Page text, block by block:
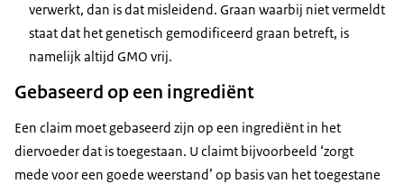
verwerkt, dan is dat misleidend. Graan waarbij niet vermeldt
staat dat het genetisch gemodificeerd graan betreft, is
namelijk altijd GMO vrij.
Gebaseerd op een ingrediënt
Een claim moet gebaseerd zijn op een ingrediënt in het
diervoeder dat is toegestaan. U claimt bijvoorbeeld ‘zorgt
mede voor een goede weerstand’ op basis van het toegestane